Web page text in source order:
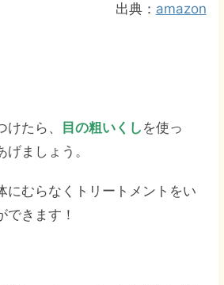
出典： amazon
けたら、 目の粗いくし を使っ
ましょう。
にむらなくトリートメントをい
できます！